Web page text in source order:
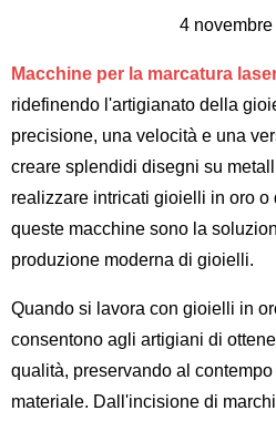
4
Macchine per la marcatura
ridefinendo l'artigianato della
precisione, una velocità e una
creare splendidi disegni su
realizzare intricati gioielli in oro
queste macchine sono la
produzione moderna di gioielli.
Quando si lavora con gioielli in
consentono agli artigiani di
qualità, preservando al
materiale. Dall'incisione di